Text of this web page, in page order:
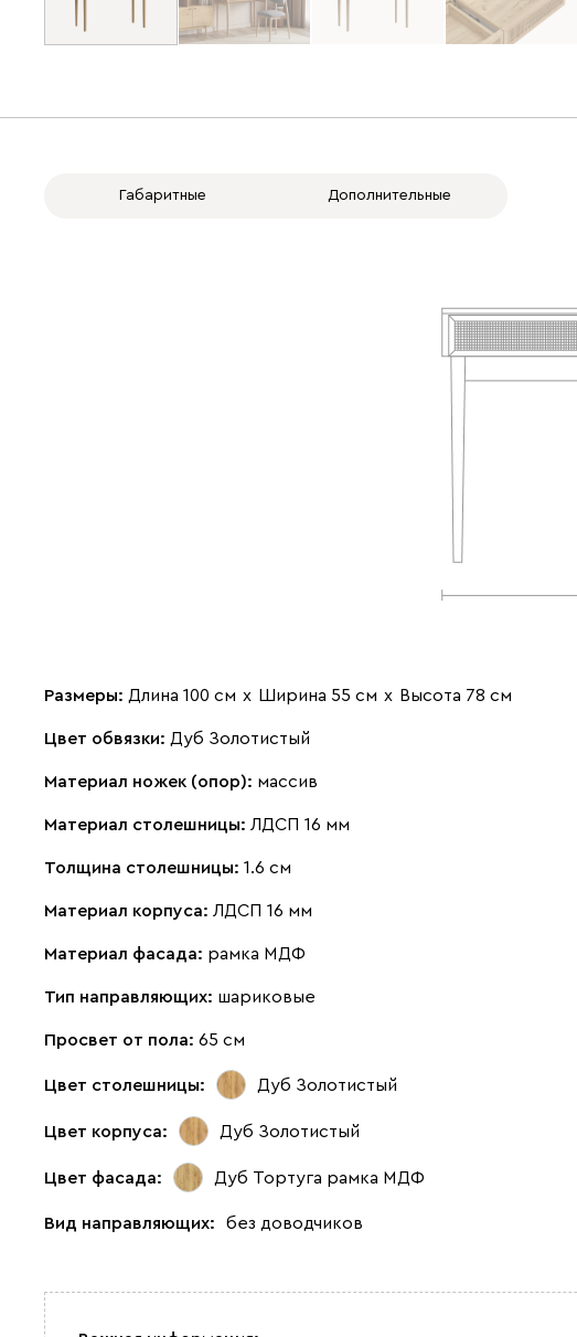
Габаритные Дополнительные
Размеры: Длина 100 см х Ширина 55 см х Высота 78 см
Цвет обвязки: Дуб Золотистый
Материал ножек (опор): массив
Материал столешницы: ЛДСП 16 мм
Толщина столешницы: 1.6 см
Материал корпуса: ЛДСП 16 мм
Материал фасада: рамка МДФ
Тип направляющих: шариковые
Просвет от пола: 65 см
Цвет столешницы: Дуб Золотистый
Цвет корпуса: Дуб Золотистый
Цвет фасада: Дуб Тортуга рамка МДФ
Вид направляющих: без доводчиков